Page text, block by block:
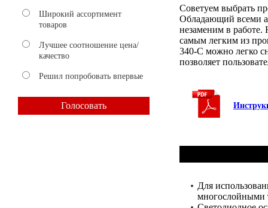
Широкий ассортимент
товаров
Лучшее соотношение цена/
качество
Решил попробовать впервые
Советуем выбрать
Обладающий всеми
незаменим в работе.
самым легким из
340-C можно легко
позволяет
Для
многослойными